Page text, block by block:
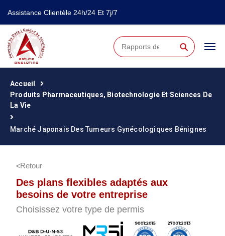
Assistance Clientèle 24h/24 Et 7j/7
⚲
Accueil
Produits Pharmaceutiques, Biotechnologie Et Sciences De
La Vie
Marché Japonais Des Tumeurs Gynécologiques Bénignes
Retour
Des plans flexibles adaptés aux
besoins de votre entreprise
Choisissez votre type de permis